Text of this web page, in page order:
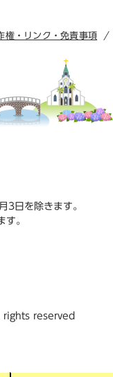
権・リンク・免責事項
3日を除きます。
す。
reserved